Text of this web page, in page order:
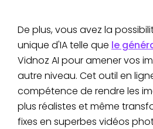
De plus, vous avez la
unique d'IA telle que le
Vidnoz AI pour amener vos
autre niveau. Cet outil en
compétence de rendre les
plus réalistes et même
fixes en superbes vidéos